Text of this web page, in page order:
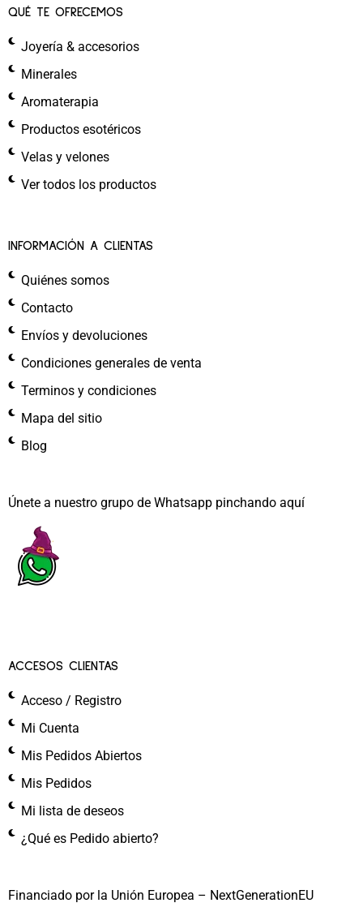
QUÉ TE OFRECEMOS
Joyería & accesorios
Minerales
Aromaterapia
Productos esotéricos
Velas y velones
Ver todos los productos
INFORMACIÓN A CLIENTAS
Quiénes somos
Contacto
Envíos y devoluciones
Condiciones generales de venta
Terminos y condiciones
Mapa del sitio
Blog
Únete a nuestro grupo de Whatsapp pinchando aquí​
ACCESOS CLIENTAS
Acceso / Registro
Mi Cuenta
Mis Pedidos Abiertos
Mis Pedidos
Mi lista de deseos
¿Qué es Pedido abierto?
Financiado por la Unión Europea – NextGenerationEU